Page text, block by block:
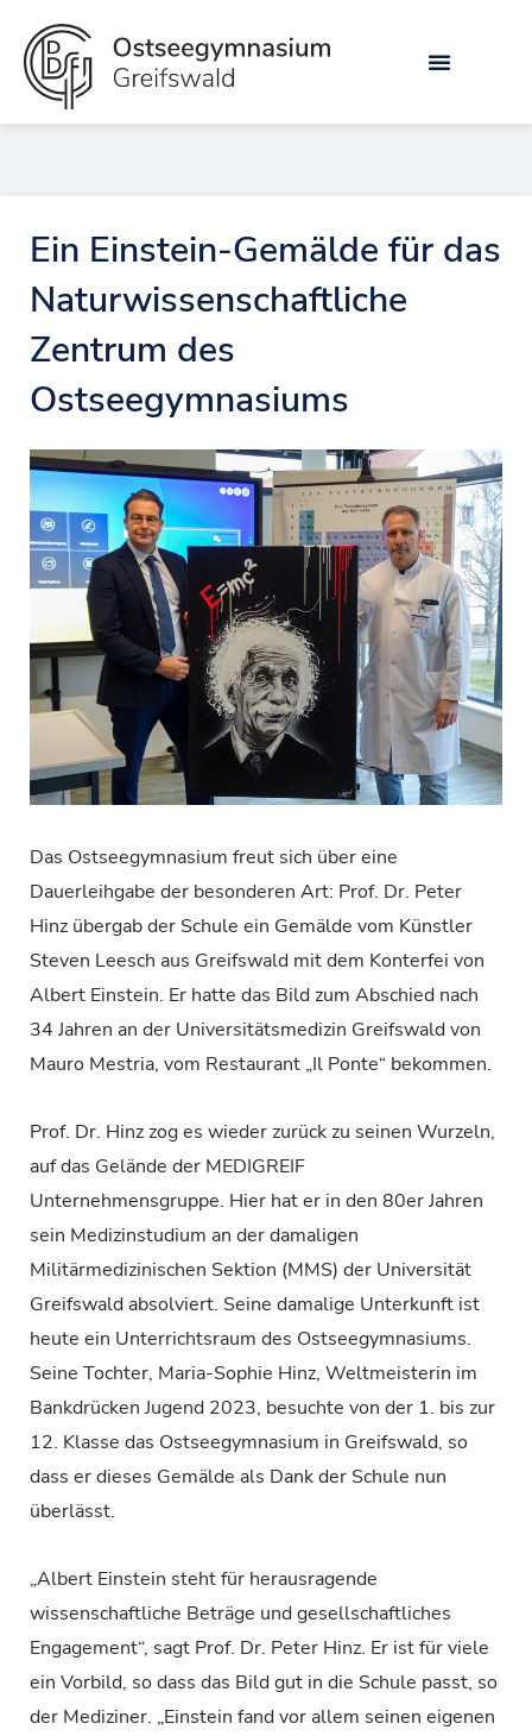
Inhalt
springen
Ein Einstein-Gemälde für das
Naturwissenschaftliche
Zentrum des
Ostseegymnasiums
Das Ostseegymnasium freut sich über eine
Dauerleihgabe der besonderen Art: Prof. Dr. Peter
Hinz übergab der Schule ein Gemälde vom Künstler
Steven Leesch aus Greifswald mit dem Konterfei von
Albert Einstein. Er hatte das Bild zum Abschied nach
34 Jahren an der Universitätsmedizin Greifswald von
Mauro Mestria, vom Restaurant „Il Ponte“ bekommen.
Prof. Dr. Hinz zog es wieder zurück zu seinen Wurzeln,
auf das Gelände der MEDIGREIF
Unternehmensgruppe. Hier hat er in den 80er Jahren
sein Medizinstudium an der damaligen
Militärmedizinischen Sektion (MMS) der Universität
Greifswald absolviert. Seine damalige Unterkunft ist
heute ein Unterrichtsraum des Ostseegymnasiums.
Seine Tochter, Maria-Sophie Hinz, Weltmeisterin im
Bankdrücken Jugend 2023, besuchte von der 1. bis zur
12. Klasse das Ostseegymnasium in Greifswald, so
dass er dieses Gemälde als Dank der Schule nun
überlässt.
„Albert Einstein steht für herausragende
wissenschaftliche Beträge und gesellschaftliches
Engagement“, sagt Prof. Dr. Peter Hinz. Er ist für viele
ein Vorbild, so dass das Bild gut in die Schule passt, so
der Mediziner. „Einstein fand vor allem seinen eigenen